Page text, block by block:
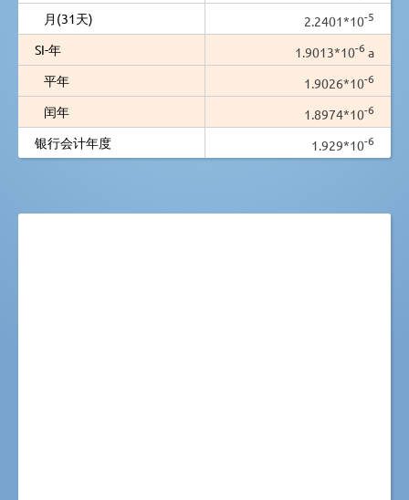
月(31天) 2.2401*10-5
SI-年 1.9013*10-6 a
平年
1.9026*10-6
闰年 1.8974*10-6
银行会计年度 1.929*10-6